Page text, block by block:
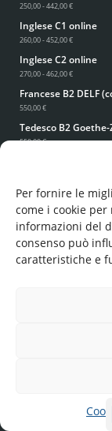
Per fornire le
come i cookie
informazioni del
consenso può
caratteristiche e
250,00 - 442,00 €
Inglese C1 online
260,00 - 452,00 €
Inglese C2 online
270,00 - 462,00 €
Francese B2 DELF
550,00 €
Tedesco B2
550,00 €
Spagnolo B2 DELE
PERCORSI
Abilitazione
VAI ALLE CLASSI DI
Certificazione
Corso di
Ti serve